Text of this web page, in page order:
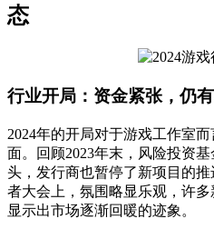
态
行业开局：资金紧张，仍
2024年的开局对于游戏工作室
面。回顾2023年末，风险投资
头，发行商也暂停了新项目的
者大会上，氛围略显乐观，许多
显示出市场逐渐回暖的迹象。